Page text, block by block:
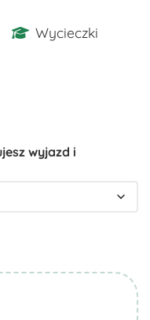
Wycieczki